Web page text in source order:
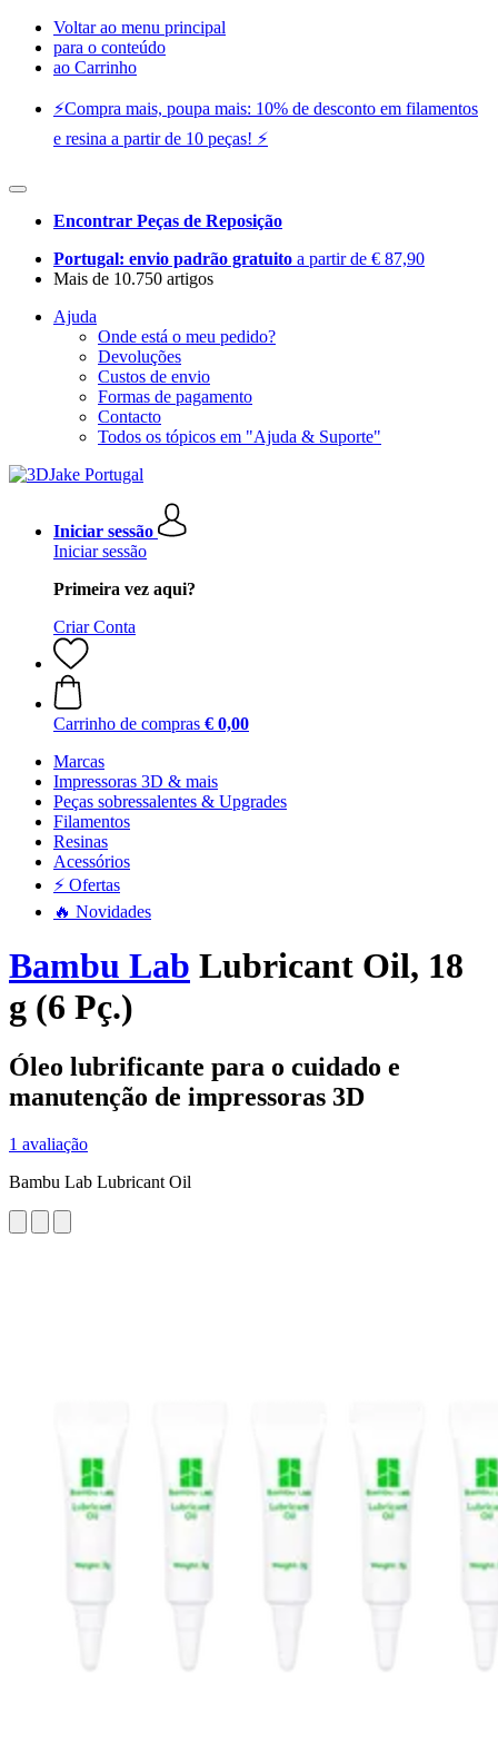
Voltar ao menu principal
para o conteúdo
ao Carrinho
⚡️Compra mais, poupa mais: 10% de desconto em filamentos
e resina a partir de 10 peças! ⚡️
Encontrar Peças de Reposição
Portugal: envio padrão gratuito a partir de € 87,90
Mais de 10.750 artigos
Ajuda
Onde está o meu pedido?
Devoluções
Custos de envio
Formas de pagamento
Contacto
Todos os tópicos em "Ajuda & Suporte"
Iniciar sessão
Iniciar sessão
Primeira vez aqui?
Criar Conta
Carrinho de compras € 0,00
Marcas
Impressoras 3D & mais
Peças sobressalentes & Upgrades
Filamentos
Resinas
Acessórios
⚡ Ofertas
🔥 Novidades
Bambu Lab Lubricant Oil, 18
g (6 Pç.)
Óleo lubrificante para o cuidado e
manutenção de impressoras 3D
1 avaliação
Bambu Lab Lubricant Oil